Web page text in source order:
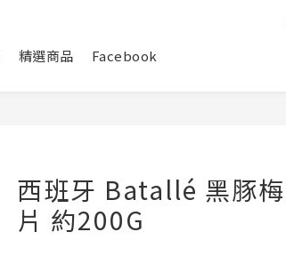
精選商品 Facebook
西班牙 Batallé 黑豚
片 約200G